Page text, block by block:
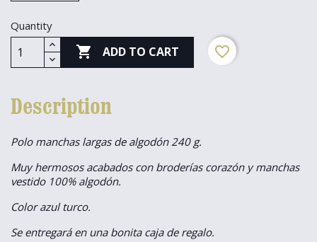
Quantity
 ADD TO CART favorite_border
Description
Polo manchas largas de algodón 240 g.
Muy hermosos acabados con broderías corazón y manchas
vestido 100% algodón.
Color azul turco.
Se entregará en una bonita caja de regalo.